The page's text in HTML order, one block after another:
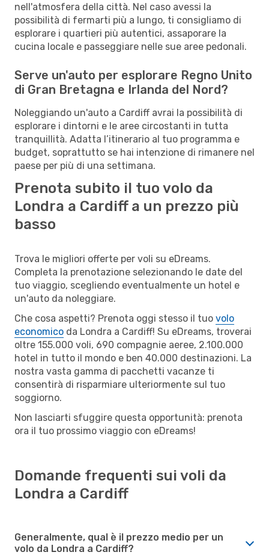
nell'atmosfera della città. Nel caso avessi la
possibilità di fermarti più a lungo, ti consigliamo di
esplorare i quartieri più autentici, assaporare la
cucina locale e passeggiare nelle sue aree pedonali.
Serve un'auto per esplorare Regno Unito
di Gran Bretagna e Irlanda del Nord?
Noleggiando un'auto a Cardiff avrai la possibilità di
esplorare i dintorni e le aree circostanti in tutta
tranquillità. Adatta l’itinerario al tuo programma e
budget, soprattutto se hai intenzione di rimanere nel
paese per più di una settimana.
Prenota subito il tuo volo da
Londra a Cardiff a un prezzo più
basso
Trova le migliori offerte per voli su eDreams.
Completa la prenotazione selezionando le date del
tuo viaggio, scegliendo eventualmente un hotel e
un'auto da noleggiare.
Che cosa aspetti? Prenota oggi stesso il tuo volo
economico da Londra a Cardiff! Su eDreams, troverai
oltre 155.000 voli, 690 compagnie aeree, 2.100.000
hotel in tutto il mondo e ben 40.000 destinazioni. La
nostra vasta gamma di pacchetti vacanze ti
consentirà di risparmiare ulteriormente sul tuo
soggiorno.
Non lasciarti sfuggire questa opportunità: prenota
ora il tuo prossimo viaggio con eDreams!
Domande frequenti sui voli da
Londra a Cardiff
Generalmente, qual è il prezzo medio per un
volo da Londra a Cardiff?